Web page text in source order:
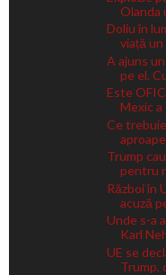
Olanda
Doliu în
viață un
A ajuns
pe el.
Este
Mexic a
Ce
Trump
pentru
Război în
acuză
Unde s-a
Karl
UE se
Trump,